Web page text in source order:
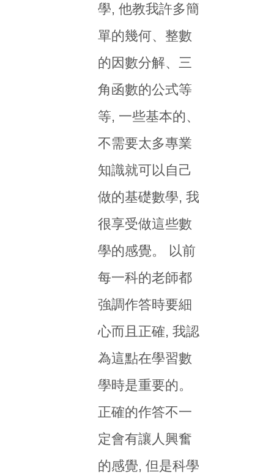
學, 他教我許多簡
單的幾何、整數
的因數分解、三
角函數的公式等
等, 一些基本的、
不需要太多專業
知識就可以自己
做的基礎數學, 我
很享受做這些數
學的感覺。 以前
每一科的老師都
強調作答時要細
心而且正確, 我認
為這點在學習數
學時是重要的。
正確的作答不一
定會有讓人興奮
的感覺, 但是科學